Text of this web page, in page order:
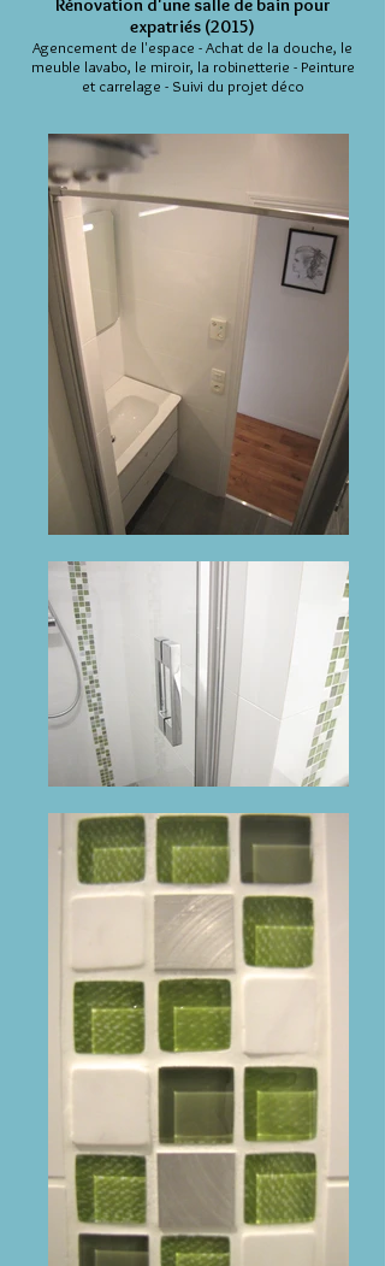
Rénovation d'une salle de bain pour
expatriés (2015)
Agencement de l'espace - Achat de la douche, le
meuble lavabo, le miroir, la robinetterie - Peinture
et carrelage - Suivi du projet déco